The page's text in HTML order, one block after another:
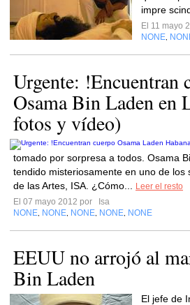
impre
El 11 mayo
NONE
Urgente: !Encuentran
Osama Bin Laden en
fotos y vídeo)
tomado por sorpresa a todos. Osama
tendido misteriosamente en uno de los
de las Artes, ISA. ¿Cómo...
Leer el resto
El 07 mayo 2012 por
Isa
NONE NONE NONE NONE NONE
EEUU no arrojó al
Bin Laden
El jefe de